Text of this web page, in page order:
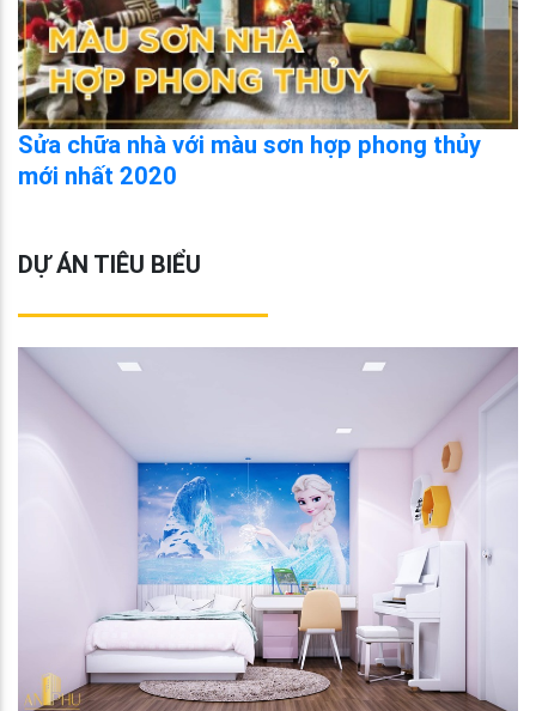
Sửa chữa nhà với màu sơn hợp phong thủy
mới nhất 2020
DỰ ÁN TIÊU BIỂU